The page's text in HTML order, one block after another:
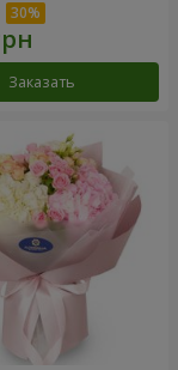
Заказать